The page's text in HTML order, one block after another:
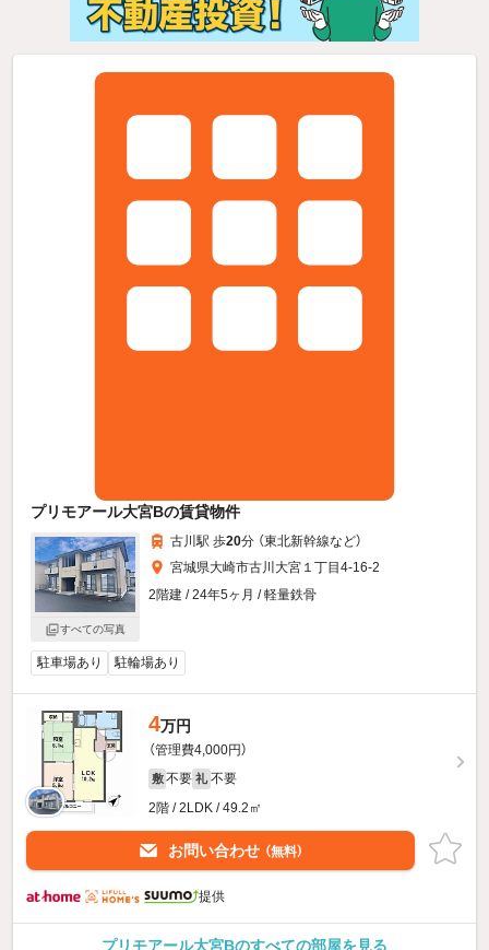
プリモアール大宮Bの賃貸物件
すべての写真
古川駅 歩20分 （東北新幹線など）
宮城県大崎市古川大宮１丁目4-16-2
2階建 / 24年5ヶ月 / 軽量鉄骨
駐車場あり 駐輪場あり
4万円
（管理費4,000円）
敷 不要 礼 不要
2階 / 2LDK / 49.2㎡
お問い合わせ （無料）
提供
プリモアール大宮Bのすべての部屋を見る